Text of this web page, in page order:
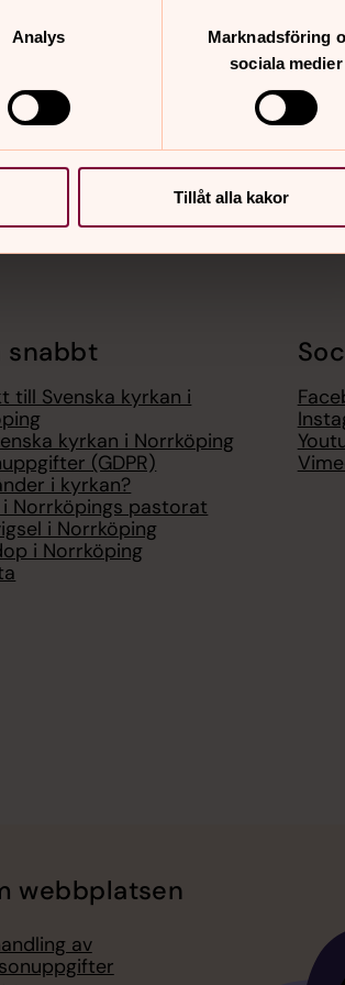
Analys
Marknadsföring
sociala medier
Tillåt alla kakor
snabbt
till Svenska kyrkan i
kyrkan i Norrköping
(GDPR)
i kyrkan?
Norrköpings pastorat
i Norrköping
i Norrköping
webbplatsen
av